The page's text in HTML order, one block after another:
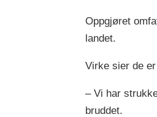
Oppgjøret
landet.
Virke sier de
– Vi har
bruddet.